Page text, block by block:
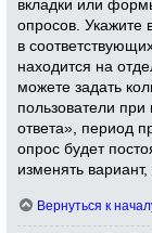
вкладки или
опросов. Укажите
в
находится на
можете задать
пользователи
ответа», период
опрос будет
изменять
Вернуться к